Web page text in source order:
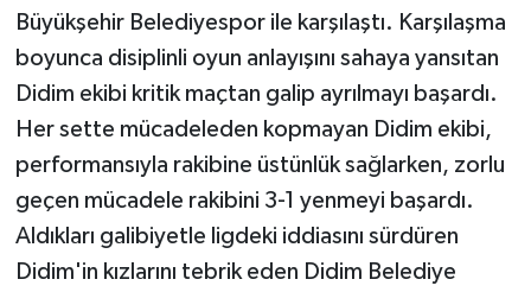
Büyükşehir Belediyespor ile karşılaştı. Karşılaşma
boyunca disiplinli oyun anlayışını sahaya yansıtan
Didim ekibi kritik maçtan galip ayrılmayı başardı.
Her sette mücadeleden kopmayan Didim ekibi,
performansıyla rakibine üstünlük sağlarken, zorlu
geçen mücadele rakibini 3-1 yenmeyi başardı.
Aldıkları galibiyetle ligdeki iddiasını sürdüren
Didim'in kızlarını tebrik eden Didim Belediye